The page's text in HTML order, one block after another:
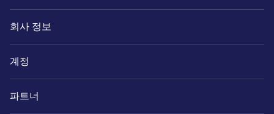
회사 정보
계정
파트너